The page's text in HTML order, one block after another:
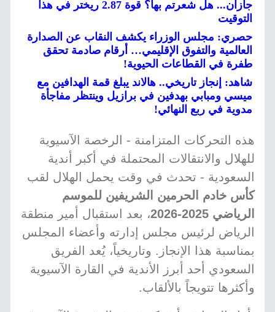
جازان... هل شعرتم بها؟ قوة 2.87 ريختر في هذا
التوقيت
حصري: مجلس الوزراء يكشف النقاب عن الصدارة
العالمية والتفوق الإقليمي… أرقام صادمة تحقق
طفرة في القطاعات الحيوية!
شاهد: إنجاز تاريخي.. هالاند يبلغ قمة الهدافين مع
ميسي ومبابي بهدفين في برازيل وينتظر مفاجأة
مدوية في ربع النهائي!
هذه التحركات المتزامنة - الرخصة الآسيوية
للهلال والانتقالات المحتملة في أكبر أندية
السعودية - تحدث في وقت يحمل الهلال لقب
كأس خادم الحرمين الشريفين للموسم
الرياضي 2025-2026
، بعد استقبال أمير منطقة
الرياض لرئيس مجلس إدارته وأعضاء المجلس
بمناسبة هذا الإنجاز. وتاريخياً، يُعد الفريق
السعودي أحد أبرز الأندية في القارة الآسيوية
وأكثرها تتويجاً بالألقاب.